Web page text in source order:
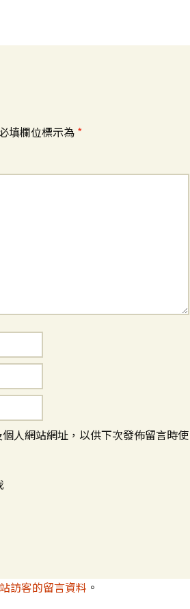
填欄位標示為 *
人網站網址，以供下次發佈留言時使
訪客的留言資料 。